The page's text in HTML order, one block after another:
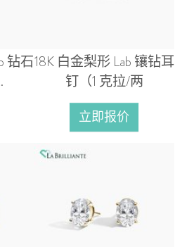
钻石18K 白金梨形 Lab 镶钻耳
钉（1 克拉/两
立即报价